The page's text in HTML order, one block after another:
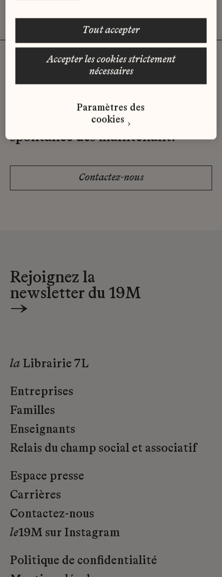
Vous n'avez pas trouvé d'offre
qui correspond à votre profil ?
Envoyez-nous votre candidature
spontanée dès maintenant.
Contactez-nous
Rejoignez la
newsletter du 19M
→
la Librairie 7L
Entreprises
Familles
Enseignants
Relais du champ social et associatif
Espace presse
Carrières
Contactez-nous
le19M sur Instagram
Politique de confidentialité
accepter les cookies strictement
nécessaires
tout accepter
Paramètres des
cookies